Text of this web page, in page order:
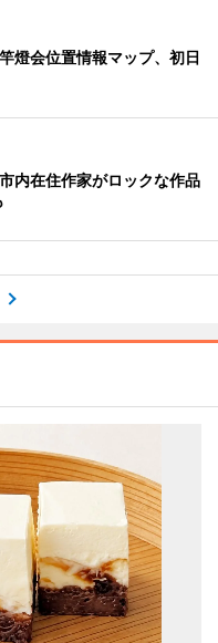
燈会位置情報マップ、初日
内在住作家がロックな作品